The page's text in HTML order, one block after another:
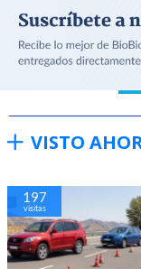
VISTO
197
visitas